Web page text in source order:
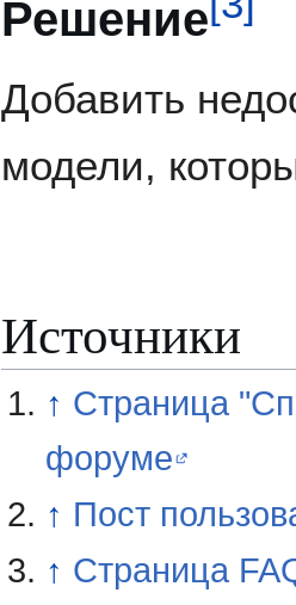
Решение
Добавить
модели,
Источники
↑ Страница
форуме
↑ Пост
↑ Страница